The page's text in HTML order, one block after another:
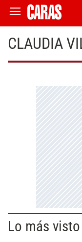
CLAUDIA
Lo más visto